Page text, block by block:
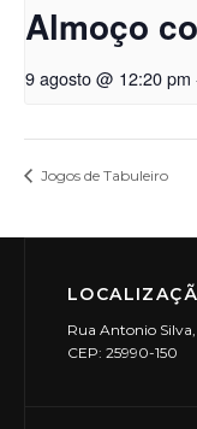
Almoço
9 agosto @ 12:20 pm
Jogos de Tabuleiro
Rua Antonio
CEP: 25990-150